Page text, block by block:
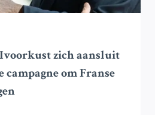
zich aansluit
om Franse